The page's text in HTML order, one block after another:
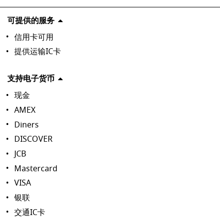
可提供的服务
信用卡可用
提供运输IC卡
支持电子货币
现金
AMEX
Diners
DISCOVER
JCB
Mastercard
VISA
银联
交通IC卡